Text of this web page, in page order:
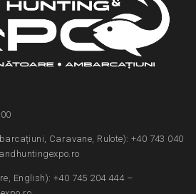
Caravane, Rulote): +40 743 040
English): +40 745 204 444 –